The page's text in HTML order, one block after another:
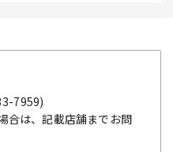
7959)
合は、記載店舗までお問